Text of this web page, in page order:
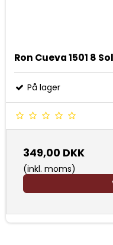
Ron Cueva 1501 8
På lager
349,00 DKK
(inkl. moms)